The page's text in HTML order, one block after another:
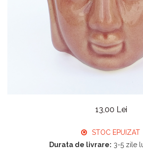
13,00 Lei
STOC EPUIZAT
Durata de livrare: 3-5 zile